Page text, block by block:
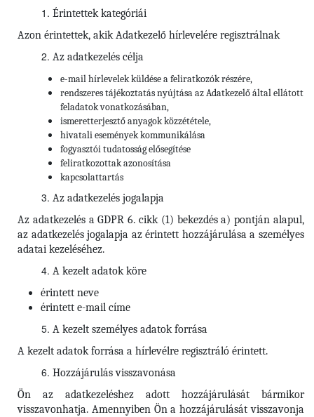
Érintettek kategóriái
Azon érintettek, akik Adatkezelő hírlevelére regisztrálnak
Az adatkezelés célja
e-mail hírlevelek küldése a feliratkozók részére,
rendszeres tájékoztatás nyújtása az Adatkezelő által ellátott
feladatok vonatkozásában,
ismeretterjesztő anyagok közzététele,
hivatali események kommunikálása
fogyasztói tudatosság elősegítése
feliratkozottak azonosítása
kapcsolattartás
Az adatkezelés jogalapja
Az adatkezelés a GDPR 6. cikk (1) bekezdés a) pontján alapul,
az adatkezelés jogalapja az érintett hozzájárulása a személyes
adatai kezeléséhez.
A kezelt adatok köre
érintett neve
érintett e-mail címe
A kezelt személyes adatok forrása
A kezelt adatok forrása a hírlevélre regisztráló érintett.
Hozzájárulás visszavonása
Ön az adatkezeléshez adott hozzájárulását bármikor
visszavonhatja. Amennyiben Ön a hozzájárulását visszavonja